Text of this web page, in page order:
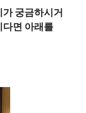
궁금하시거
다면 아래를